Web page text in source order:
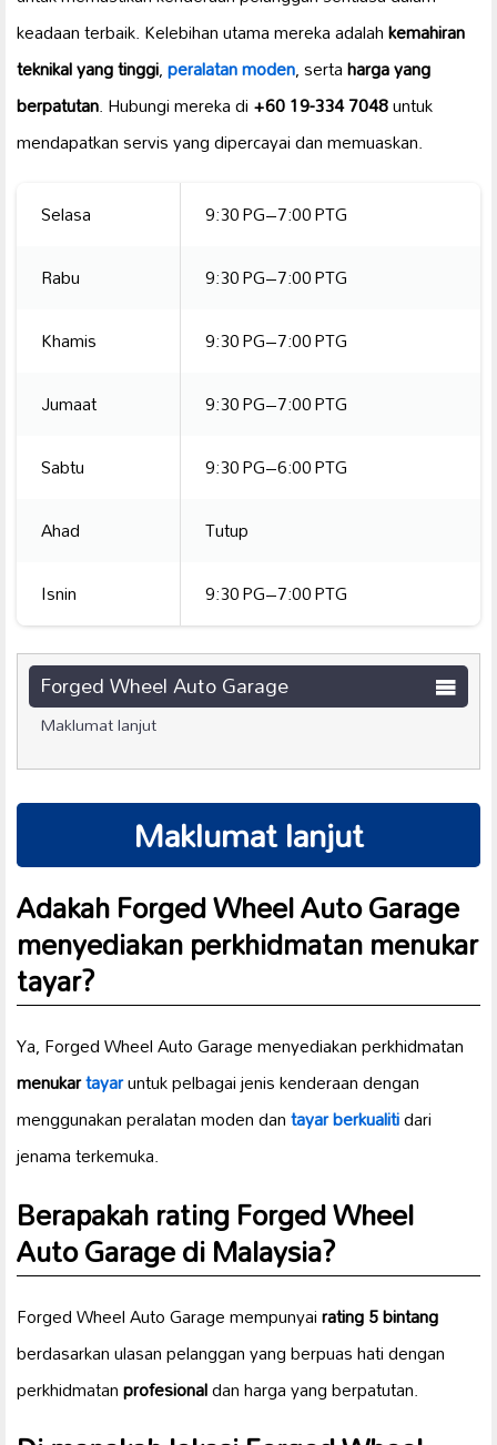
keadaan terbaik. Kelebihan utama mereka adalahkemahiran
teknikal yang tinggi,peralatan moden, sertaharga yang
berpatutan. Hubungi mereka di+60 19-334 7048untuk
mendapatkan servis yang dipercayai dan memuaskan.
Selasa
9:30 PG–7:00 PTG
Rabu
9:30 PG–7:00 PTG
Khamis
9:30 PG–7:00 PTG
Jumaat
9:30 PG–7:00 PTG
Sabtu
9:30 PG–6:00 PTG
Ahad
Tutup
Isnin
9:30 PG–7:00 PTG
Forged Wheel Auto Garage
Maklumat lanjut
Maklumat lanjut
Adakah Forged Wheel Auto Garage
menyediakan perkhidmatan menukar
tayar?
Ya, Forged Wheel Auto Garage menyediakan perkhidmatan
menukartayaruntuk pelbagai jenis kenderaan dengan
menggunakan peralatan moden dantayar berkualitidari
jenama terkemuka.
Berapakah rating Forged Wheel
Auto Garage di Malaysia?
Forged Wheel Auto Garage mempunyairating 5 bintang
berdasarkan ulasan pelanggan yang berpuas hati dengan
perkhidmatanprofesionaldan harga yang berpatutan.